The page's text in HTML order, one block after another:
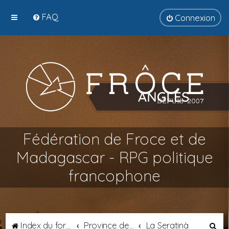
FAQ Connexion
Fédération de Froce et de
Madagascar - RPG politique
francophone
Index du forum La Seratinà